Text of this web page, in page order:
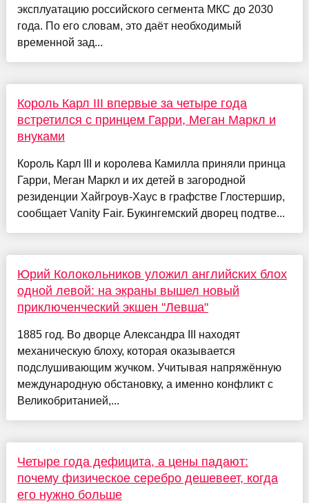
эксплуатацию российского сегмента МКС до 2030
года. По его словам, это даёт необходимый
временной зад...
Король Карл III впервые за четыре года
встретился с принцем Гарри, Меган Маркл и
внуками
Король Карл III и королева Камилла приняли принца
Гарри, Меган Маркл и их детей в загородной
резиденции Хайгроув-Хаус в графстве Глостершир,
сообщает Vanity Fair. Букингемский дворец подтве...
Юрий Колокольников уложил английских блох
одной левой: на экраны вышел новый
приключенческий экшен "Левша"
1885 год. Во дворце Александра III находят
механическую блоху, которая оказывается
подслушивающим жучком. Учитывая напряжённую
международную обстановку, а именно конфликт с
Великобританией,...
Четыре года дефицита, а цены падают:
почему физическое серебро дешевеет, когда
его нужно больше